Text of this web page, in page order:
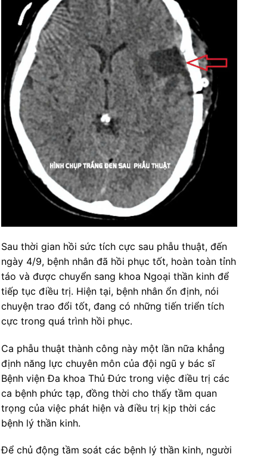
Sau thời gian hồi sức tích cực sau phẫu thuật, đến
ngày 4/9, bệnh nhân đã hồi phục tốt, hoàn toàn tỉnh
táo và được chuyển sang khoa Ngoại thần kinh để
tiếp tục điều trị. Hiện tại, bệnh nhân ổn định, nói
chuyện trao đổi tốt, đang có những tiến triển tích
cực trong quá trình hồi phục.
Ca phẫu thuật thành công này một lần nữa khẳng
định năng lực chuyên môn của đội ngũ y bác sĩ
Bệnh viện Đa khoa Thủ Đức trong việc điều trị các
ca bệnh phức tạp, đồng thời cho thấy tầm quan
trọng của việc phát hiện và điều trị kịp thời các
bệnh lý thần kinh.
Để chủ động tầm soát các bệnh lý thần kinh, người